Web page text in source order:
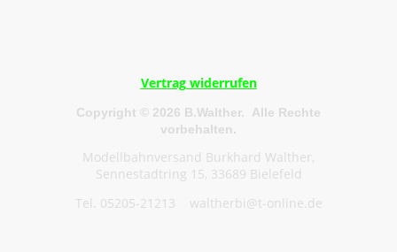
Vertrag widerrufen
Copyright © 2026 B.Walther. Alle Rechte
vorbehalten.
Modellbahnversand Burkhard Walther,
Sennestadtring 15, 33689 Bielefeld
Tel. 05205-21213 waltherbi@t-online.de